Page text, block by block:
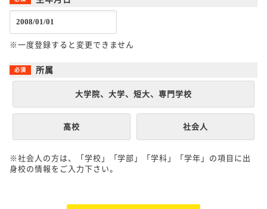
※一度登録すると変更できません
所属
大学院、大学、短大、専門学校
高校 社会人
※社会人の方は、「学校」「学部」「学科」「学年」の項目に出
身校の情報をご入力下さい。